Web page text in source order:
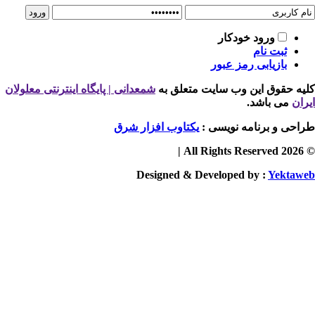
ورود خودکار
ثبت نام
بازیابی رمز عبور
حقوق این وب سایت متعلق بهشمعدانی | پایگاه اینترنتی معلولان
می باشد.
و برنامه نویسی : یکتاوب افزار شرق
©
Designed & Developed by :